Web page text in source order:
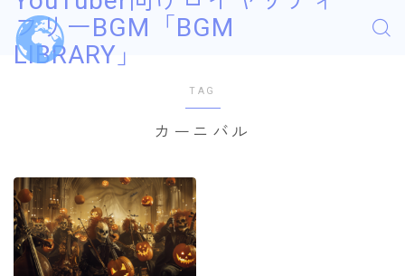
フリーBGM「BGM
LIBRARY」
TAG
カーニバル